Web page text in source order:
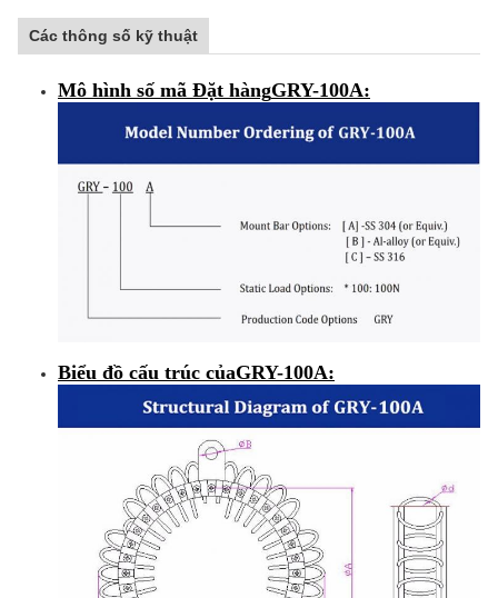
Các thông số kỹ thuật
Mô hình số mã Đặt hàngGRY-100A:
Biểu đồ cấu trúc củaGRY-100A: